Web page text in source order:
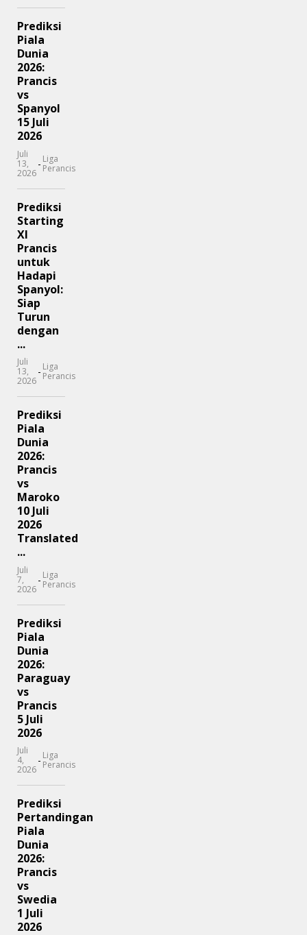
Prediksi
Piala
Dunia
2026:
Prancis
vs
Spanyol
15 Juli
2026
Juli
13,
2026
- Liga
Perancis
Prediksi
Starting
XI
Prancis
untuk
Hadapi
Spanyol:
Siap
Turun
dengan
...
Juli
13,
2026
- Liga
Perancis
Prediksi
Piala
Dunia
2026:
Prancis
vs
Maroko
10 Juli
2026
Translated
...
Juli
7,
2026
- Liga
Perancis
Prediksi
Piala
Dunia
2026:
Paraguay
vs
Prancis
5 Juli
2026
Juli
4,
2026
- Liga
Perancis
Prediksi
Pertandingan
Piala
Dunia
2026:
Prancis
vs
Swedia
1 Juli
2026